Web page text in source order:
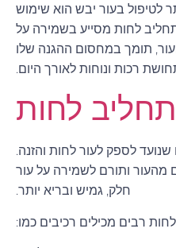
לטיפול בעור יבש הוא שימוש
לחות מסייע בשמירה על
תומך במחסום ההגנה שלו
רכות ונוחות לאורך היום.
לחות
לספק לעור לחות והזנה.
מהעור ותורם לשמירה על עור
חלק, גמיש ובריא יותר.
רבים מכילים רכיבים כמו: